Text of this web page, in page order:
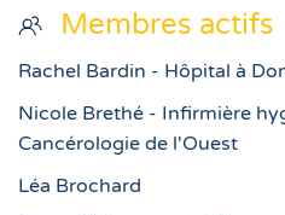
Membres actifs
Rachel Bardin - Hôpital à
Nicole Brethé - Infirmière
Cancérologie de l'Ouest
Léa Brochard